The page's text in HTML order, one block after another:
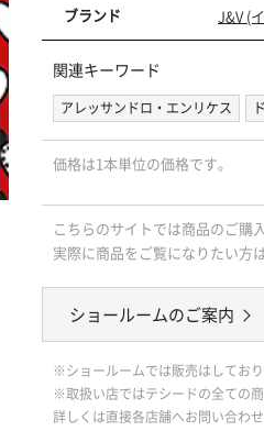
ブランド J&V (
関連キーワード
アレッサンドロ・エンリケス
価格は1本単位の価格です｡
こちらのサイトでは商品のご購
実際に商品をご覧になりたい方
ショールームのご案内
※ショールームでは販売はしており
※取扱い店ではテシードの全ての
詳しくは直接各店舗へお問い合わせ